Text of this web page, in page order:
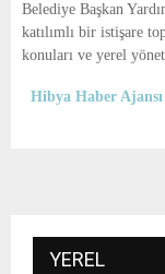
Belediye Başkan
katılımlı bir istişare
konuları ve yerel
Hibya Haber Ajansı
YEREL